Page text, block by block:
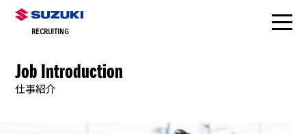
RECRUITING
Job Introduction
仕事紹介